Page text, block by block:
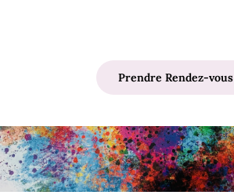
Prendre Rendez-vous